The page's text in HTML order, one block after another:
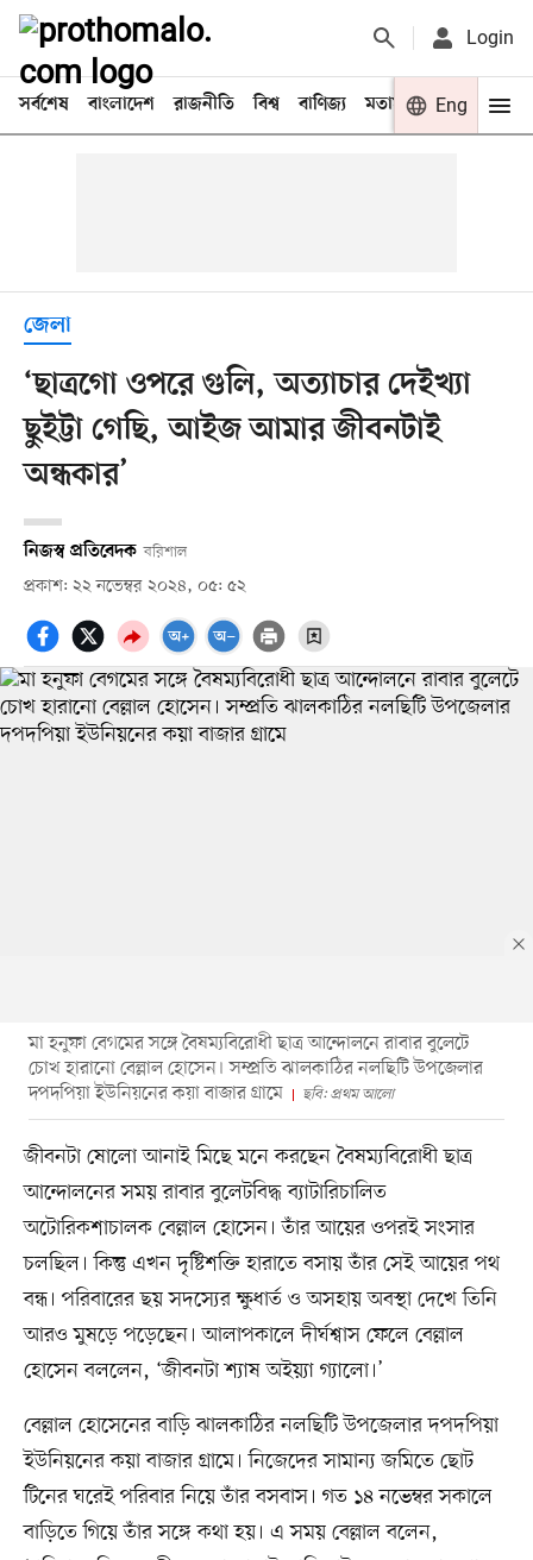
Login
সর্বশেষ বাংলাদেশ রাজনীতি বিশ্ব বাণিজ্য মতামত খেলা
Eng
জেলা
‘ছাত্রগো ওপরে গুলি, অত্যাচার দেইখ্যা
ছুইট্টা গেছি, আইজ আমার জীবনটাই
অন্ধকার’
নিজস্ব প্রতিবেদক বরিশাল
প্রকাশ: ২২ নভেম্বর ২০২৪, ০৫: ৫২
মা হনুফা বেগমের সঙ্গে বৈষম্যবিরোধী ছাত্র আন্দোলনে রাবার বুলেটে
চোখ হারানো বেল্লাল হোসেন। সম্প্রতি ঝালকাঠির নলছিটি উপজেলার
দপদপিয়া ইউনিয়নের কয়া বাজার গ্রামে
ছবি: প্রথম আলো
জীবনটা ষোলো আনাই মিছে মনে করছেন বৈষম্যবিরোধী ছাত্র
আন্দোলনের সময় রাবার বুলেটবিদ্ধ ব্যাটারিচালিত
অটোরিকশাচালক বেল্লাল হোসেন। তাঁর আয়ের ওপরই সংসার
চলছিল। কিন্তু এখন দৃষ্টিশক্তি হারাতে বসায় তাঁর সেই আয়ের পথ
বন্ধ। পরিবারের ছয় সদস্যের ক্ষুধার্ত ও অসহায় অবস্থা দেখে তিনি
আরও মুষড়ে পড়েছেন। আলাপকালে দীর্ঘশ্বাস ফেলে বেল্লাল
হোসেন বললেন, ‘জীবনটা শ্যাষ অইয়্যা গ্যালো।’
বেল্লাল হোসেনের বাড়ি ঝালকাঠির নলছিটি উপজেলার দপদপিয়া
ইউনিয়নের কয়া বাজার গ্রামে। নিজেদের সামান্য জমিতে ছোট
টিনের ঘরেই পরিবার নিয়ে তাঁর বসবাস। গত ১৪ নভেম্বর সকালে
বাড়িতে গিয়ে তাঁর সঙ্গে কথা হয়। এ সময় বেল্লাল বলেন,